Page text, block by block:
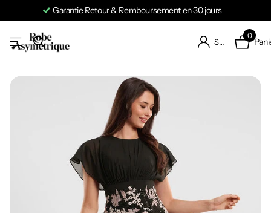
Garantie Retour & Remboursement en 30 jours
S'identifier
0